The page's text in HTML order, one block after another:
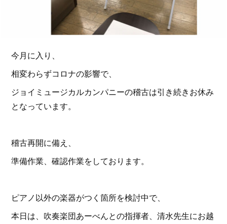
今月に入り、
相変わらずコロナの影響で、
ジョイミュージカルカンパニーの稽古は引き続きお休み
となっています。
稽古再開に備え、
準備作業、確認作業をしております。
ピアノ以外の楽器がつく箇所を検討中で、
本日は、吹奏楽団あーべんとの指揮者、清水先生にお越